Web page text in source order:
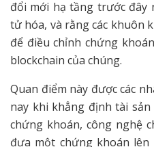
đổi mới hạ tầng trước đây
tử hóa, và rằng các khuôn
để điều chỉnh chứng
blockchain của chúng.
Quan điểm này được các
nay khi khẳng định tài
chứng khoán, công nghệ
đưa một chứng khoán lên